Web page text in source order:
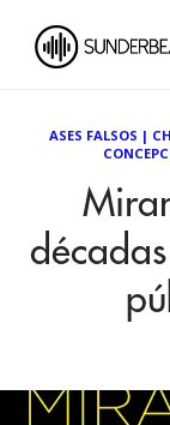
ASES FALSOS |